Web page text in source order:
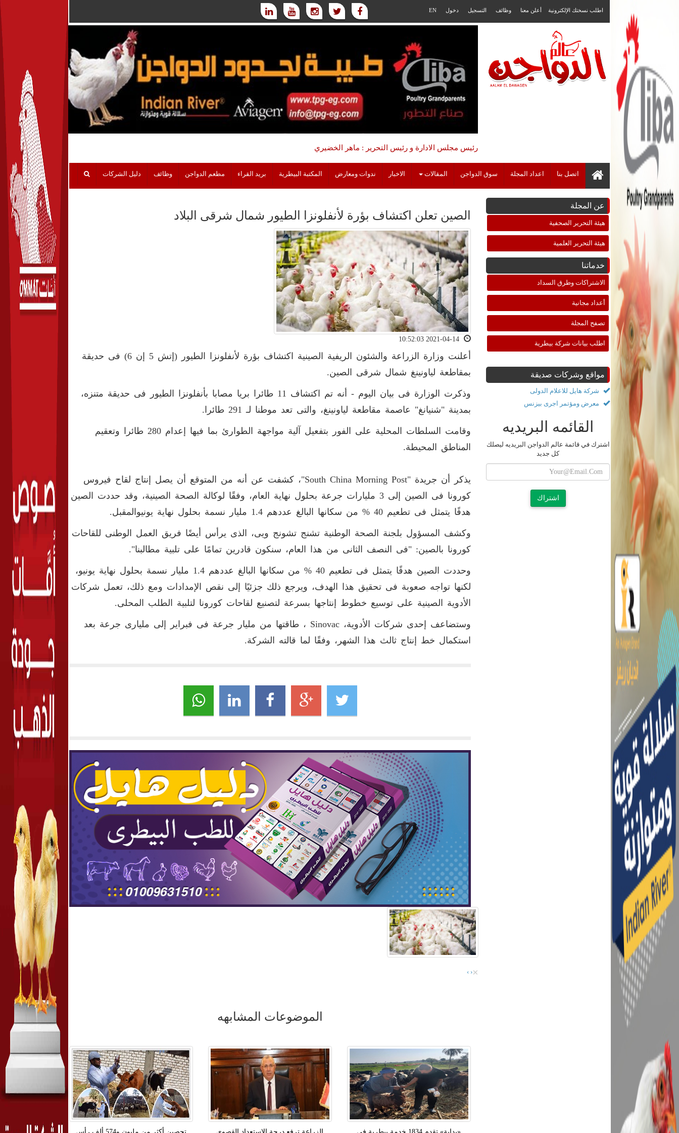
اطلب نسختك الإلكترونية أعلن معنا وظائف التسجيل دخول EN
رئيس مجلس الادارة و رئيس التحرير : ماهر الخضيري
اتصل بنا اعداد المجلة سوق الدواجن المقالات الاخبار ندوات ومعارض المكتبة البيطرية بريد القراء مطعم الدواجن وظائف دليل الشركات
عن المجلة
هيئة التحرير الصحفية
هيئة التحرير العلمية
خدماتنا
الاشتراكات وطرق السداد
أعداد مجانية
تصفح المجلة
اطلب بيانات شركة بيطرية
مواقع وشركات صديقة
شركة هايل للاعلام الدولى
معرض ومؤتمر اجرى بيزنس
القائمه البريديه
اشترك في قائمة عالم الدواجن البريديه ليصلك
كل جديد
اشتراك
الصين تعلن اكتشاف بؤرة لأنفلونزا الطيور شمال شرقى البلاد
أعلنت وزارة الزراعة والشئون الريفية الصينية اكتشاف بؤرة لأنفلونزا الطيور (إتش 5 إن 6) فى حديقة
بمقاطعة لياونينغ شمال شرقى الصين.
وذكرت الوزارة فى بيان اليوم - أنه تم اكتشاف 11 طائرا بريا مصابا بأنفلونزا الطيور فى حديقة متنزه،
بمدينة "شنيانغ" عاصمة مقاطعة لياونينغ، والتى تعد موطنا لـ 291 طائرا.
وقامت السلطات المحلية على الفور بتفعيل آلية مواجهة الطوارئ بما فيها إعدام 280 طائرا وتعقيم
المناطق المحيطة.
يذكر أن جريدة "South China Morning Post"، كشفت عن أنه من المتوقع أن يصل إنتاج لقاح فيروس
كورونا فى الصين إلى 3 مليارات جرعة بحلول نهاية العام، وفقًا لوكالة الصحة الصينية، وقد حددت الصين
هدفًا يتمثل فى تطعيم 40 % من سكانها البالغ عددهم 1.4 مليار نسمة بحلول نهاية يونيوالمقبل.
وكشف المسؤول بلجنة الصحة الوطنية تشنج تشونج ويى، الذى يرأس أيضًا فريق العمل الوطنى للقاحات
كورونا بالصين: "فى النصف الثانى من هذا العام، سنكون قادرين تمامًا على تلبية مطالبنا".
وحددت الصين هدفًا يتمثل فى تطعيم 40 % من سكانها البالغ عددهم 1.4 مليار نسمة بحلول نهاية يونيو،
لكنها تواجه صعوبة فى تحقيق هذا الهدف، ويرجع ذلك جزئيًا إلى نقص الإمدادات ومع ذلك، تعمل شركات
الأدوية الصينية على توسيع خطوط إنتاجها بسرعة لتصنيع لقاحات كورونا لتلبية الطلب المحلى.
وستضاعف إحدى شركات الأدوية، Sinovac ، طاقتها من مليار جرعة فى فبراير إلى مليارى جرعة بعد
استكمال خط إنتاج ثالث هذا الشهر، وفقًا لما قالته الشركة.
‹
› ×
الموضوعات المشابهه